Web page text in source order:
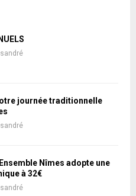
journée traditionnelle
Nîmes adopte une
à 32€